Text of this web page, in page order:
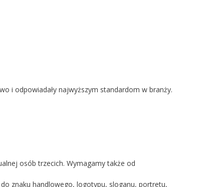
i odpowiadały najwyższym standardom w branży.
osób trzecich. Wymagamy także od
znaku handlowego, logotypu, sloganu, portretu,